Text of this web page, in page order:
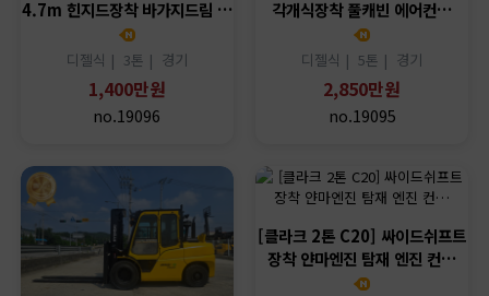
4.7m 힌지드장착 바가지드림 …
디젤식 | 3톤 | 경기
1,400만원
no.19096
각개식장착 풀캐빈 에어컨…
디젤식 |5톤 | 경기
2,850만원
no.19095
[클라크 2톤 C20] 싸이드쉬프트
장착 얀마엔진 탐재 엔진 컨…